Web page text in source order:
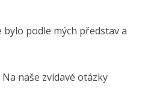
bylo podle mých představ a
naše zvídavé otázky